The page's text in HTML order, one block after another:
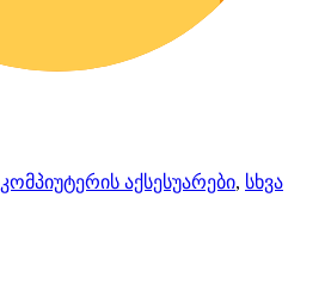
კომპიუტერის აქსესუარები, სხვა